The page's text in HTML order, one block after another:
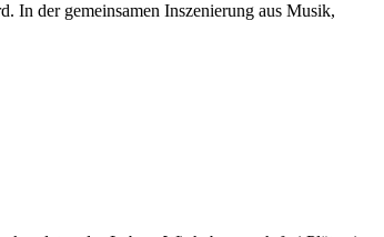
In der gemeinsamen Inszenierung aus Musik,